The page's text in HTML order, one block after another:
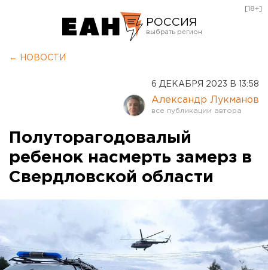
РОССИЯ
Оренбург
[18+]
← НОВОСТИ
6 ДЕКАБРЯ 2023 В 13:58
Александр Лукманов
Полуторагодовалый
ребенок насмерть замерз в
Свердловской области